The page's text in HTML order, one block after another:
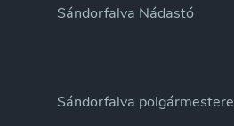
Sándorfalva Nádastó
Sándorfalva polgármestere